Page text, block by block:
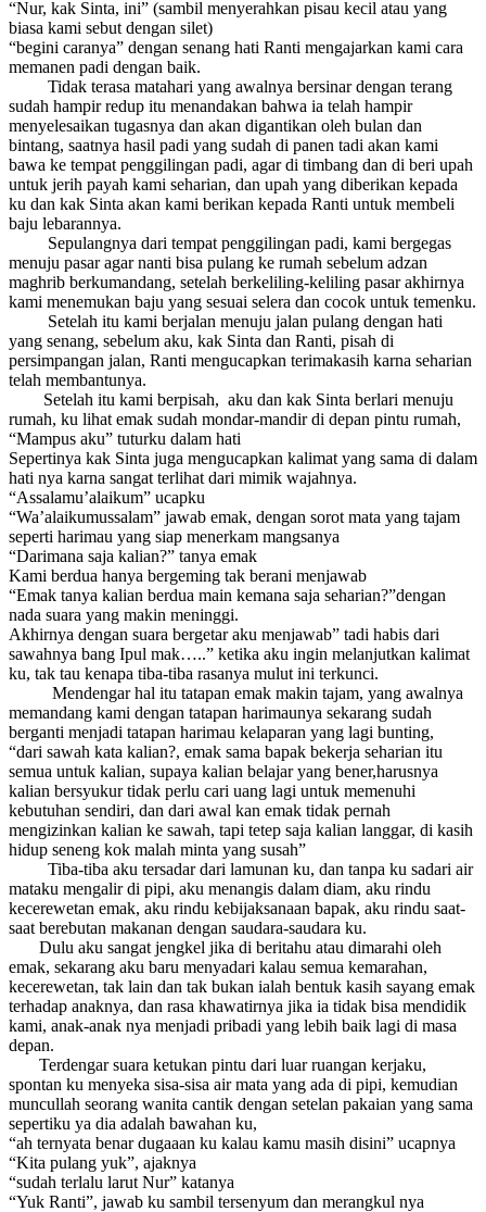
“Nur, kak Sinta, ini” (sambil menyerahkan pisau kecil atau yang
biasa kami sebut dengan silet)
“begini caranya” dengan senang hati Ranti mengajarkan kami cara
memanen padi dengan baik.
Tidak terasa matahari yang awalnya bersinar dengan terang
sudah hampir redup itu menandakan bahwa ia telah hampir
menyelesaikan tugasnya dan akan digantikan oleh bulan dan
bintang, saatnya hasil padi yang sudah di panen tadi akan kami
bawa ke tempat penggilingan padi, agar di timbang dan di beri upah
untuk jerih payah kami seharian, dan upah yang diberikan kepada
ku dan kak Sinta akan kami berikan kepada Ranti untuk membeli
baju lebarannya.
Sepulangnya dari tempat penggilingan padi, kami bergegas
menuju pasar agar nanti bisa pulang ke rumah sebelum adzan
maghrib berkumandang, setelah berkeliling-keliling pasar akhirnya
kami menemukan baju yang sesuai selera dan cocok untuk temenku.
Setelah itu kami berjalan menuju jalan pulang dengan hati
yang senang, sebelum aku, kak Sinta dan Ranti, pisah di
persimpangan jalan, Ranti mengucapkan terimakasih karna seharian
telah membantunya.
Setelah itu kami berpisah, aku dan kak Sinta berlari menuju
rumah, ku lihat emak sudah mondar-mandir di depan pintu rumah,
“Mampus aku” tuturku dalam hati
Sepertinya kak Sinta juga mengucapkan kalimat yang sama di dalam
hati nya karna sangat terlihat dari mimik wajahnya.
“Assalamu’alaikum” ucapku
“Wa’alaikumussalam” jawab emak, dengan sorot mata yang tajam
seperti harimau yang siap menerkam mangsanya
“Darimana saja kalian?” tanya emak
Kami berdua hanya bergeming tak berani menjawab
“Emak tanya kalian berdua main kemana saja seharian?”dengan
nada suara yang makin meninggi.
Akhirnya dengan suara bergetar aku menjawab” tadi habis dari
sawahnya bang Ipul mak…..” ketika aku ingin melanjutkan kalimat
ku, tak tau kenapa tiba-tiba rasanya mulut ini terkunci.
Mendengar hal itu tatapan emak makin tajam, yang awalnya
memandang kami dengan tatapan harimaunya sekarang sudah
berganti menjadi tatapan harimau kelaparan yang lagi bunting,
“dari sawah kata kalian?, emak sama bapak bekerja seharian itu
semua untuk kalian, supaya kalian belajar yang bener,harusnya
kalian bersyukur tidak perlu cari uang lagi untuk memenuhi
kebutuhan sendiri, dan dari awal kan emak tidak pernah
mengizinkan kalian ke sawah, tapi tetep saja kalian langgar, di kasih
hidup seneng kok malah minta yang susah”
Tiba-tiba aku tersadar dari lamunan ku, dan tanpa ku sadari air
mataku mengalir di pipi, aku menangis dalam diam, aku rindu
kecerewetan emak, aku rindu kebijaksanaan bapak, aku rindu saat-
saat berebutan makanan dengan saudara-saudara ku.
Dulu aku sangat jengkel jika di beritahu atau dimarahi oleh
emak, sekarang aku baru menyadari kalau semua kemarahan,
kecerewetan, tak lain dan tak bukan ialah bentuk kasih sayang emak
terhadap anaknya, dan rasa khawatirnya jika ia tidak bisa mendidik
kami, anak-anak nya menjadi pribadi yang lebih baik lagi di masa
depan.
Terdengar suara ketukan pintu dari luar ruangan kerjaku,
spontan ku menyeka sisa-sisa air mata yang ada di pipi, kemudian
muncullah seorang wanita cantik dengan setelan pakaian yang sama
sepertiku ya dia adalah bawahan ku,
“ah ternyata benar dugaaan ku kalau kamu masih disini” ucapnya
“Kita pulang yuk”, ajaknya
“sudah terlalu larut Nur” katanya
“Yuk Ranti”, jawab ku sambil tersenyum dan merangkul nya